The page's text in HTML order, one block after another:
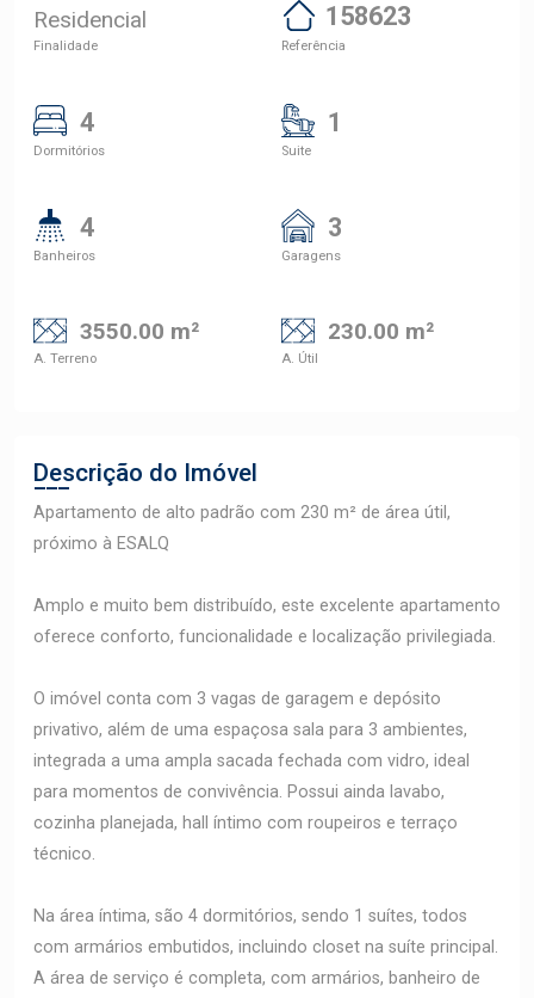
Residencial
Finalidade
158623
Referência
4
Dormitórios
1
Suite
4
Banheiros
3
Garagens
3550.00 m²
A. Terreno
230.00 m²
A. Útil
Descrição do Imóvel
Apartamento de alto padrão com 230 m² de área útil,
próximo à ESALQ
Amplo e muito bem distribuído, este excelente apartamento
oferece conforto, funcionalidade e localização privilegiada.
O imóvel conta com 3 vagas de garagem e depósito
privativo, além de uma espaçosa sala para 3 ambientes,
integrada a uma ampla sacada fechada com vidro, ideal
para momentos de convivência. Possui ainda lavabo,
cozinha planejada, hall íntimo com roupeiros e terraço
técnico.
Na área íntima, são 4 dormitórios, sendo 1 suítes, todos
com armários embutidos, incluindo closet na suíte principal.
A área de serviço é completa, com armários, banheiro de